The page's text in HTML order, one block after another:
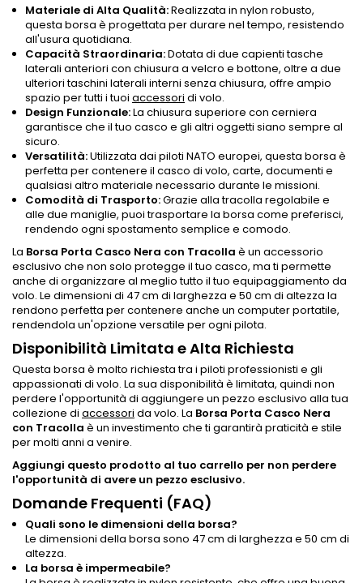
Materiale di Alta Qualità:Realizzata in nylon robusto,
questa borsa è progettata per durare nel tempo, resistendo
all'usura quotidiana.
Capacità Straordinaria:Dotata di due capienti tasche
laterali anteriori con chiusura a velcro e bottone, oltre a due
ulteriori taschini laterali interni senza chiusura, offre ampio
spazio per tutti i tuoi accessori di volo.
Design Funzionale:La chiusura superiore con cerniera
garantisce che il tuo casco e gli altri oggetti siano sempre al
sicuro.
Versatilità:Utilizzata dai piloti NATO europei, questa borsa è
perfetta per contenere il casco di volo, carte, documenti e
qualsiasi altro materiale necessario durante le missioni.
Comodità di Trasporto:Grazie alla tracolla regolabile e
alle due maniglie, puoi trasportare la borsa come preferisci,
rendendo ogni spostamento semplice e comodo.
La Borsa Porta Casco Nera con Tracolla è un accessorio
esclusivo che non solo protegge il tuo casco, ma ti permette
anche di organizzare al meglio tutto il tuo equipaggiamento da
volo. Le dimensioni di 47 cm di larghezza e 50 cm di altezza la
rendono perfetta per contenere anche un computer portatile,
rendendola un'opzione versatile per ogni pilota.
Disponibilità Limitata e Alta Richiesta
Questa borsa è molto richiesta tra i piloti professionisti e gli
appassionati di volo. La sua disponibilità è limitata, quindi non
perdere l'opportunità di aggiungere un pezzo esclusivo alla tua
collezione di accessori da volo. La Borsa Porta Casco Nera
con Tracolla è un investimento che ti garantirà praticità e stile
per molti anni a venire.
Aggiungi questo prodotto al tuo carrello per non perdere
l'opportunità di avere un pezzo esclusivo.
Domande Frequenti (FAQ)
Quali sono le dimensioni della borsa?
Le dimensioni della borsa sono 47 cm di larghezza e 50 cm di
altezza.
La borsa è impermeabile?